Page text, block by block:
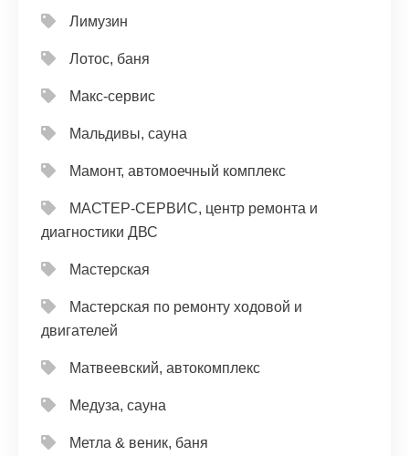
Лимузин
Лотос, баня
Макс-сервис
Мальдивы, сауна
Мамонт, автомоечный комплекс
МАСТЕР-СЕРВИС, центр ремонта и
диагностики ДВС
Мастерская
Мастерская по ремонту ходовой и
двигателей
Матвеевский, автокомплекс
Медуза, сауна
Метла & веник, баня